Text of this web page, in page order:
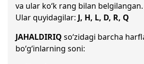
va ular ko‘k rang bilan belgilangan.
Ular quyidagilar: J, H, L, D, R, Q
JAHALDIRIQ so‘zidagi barcha
bo‘g‘inlarning soni: